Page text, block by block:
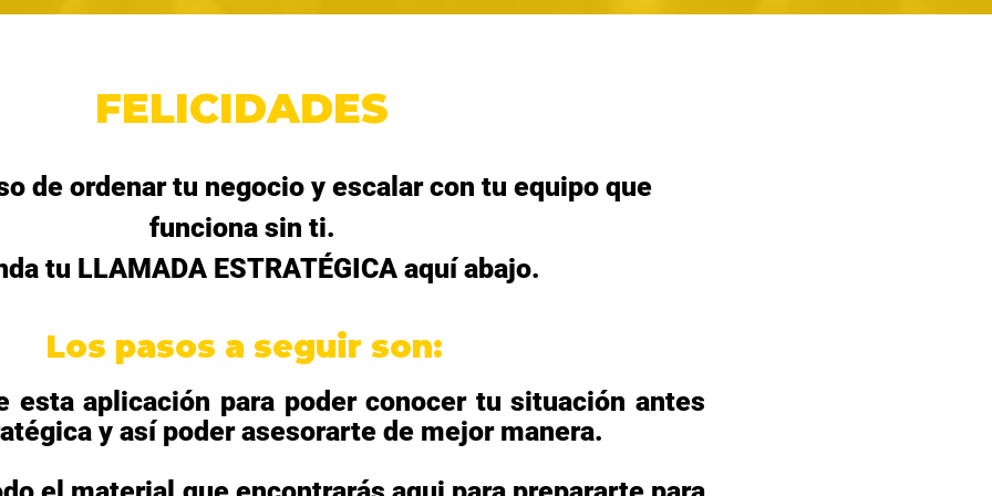
FELICIDADES
de ordenar tu negocio y escalar con tu equipo que
funciona sin ti.
tu LLAMADA ESTRATÉGICA aquí abajo.
Los pasos a seguir son:
esta aplicación para poder conocer tu situación antes
y así poder asesorarte de mejor manera.